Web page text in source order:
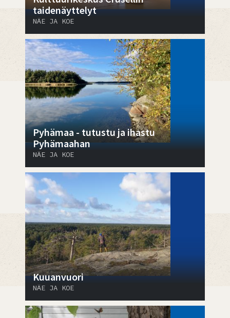
taidenäyttelyt
NÄE JA KOE
Pyhämaa - tutustu ja ihastu
Pyhämaahan
NÄE JA KOE
Kuuanvuori
NÄE JA KOE